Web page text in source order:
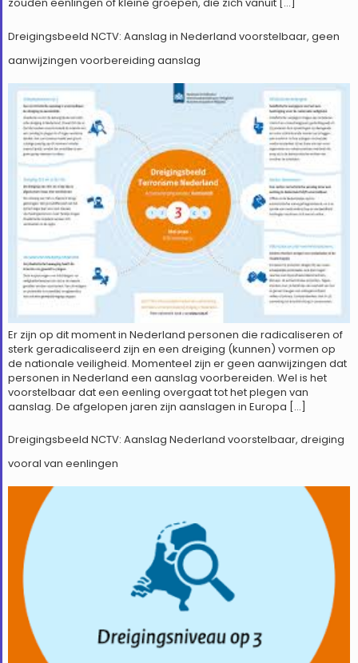
Dreigingsbeeld NCTV: Aanslag in Nederland voorstelbaar, geen
aanwijzingen voorbereiding aanslag
Er zijn op dit moment in Nederland personen die radicaliseren of
sterk geradicaliseerd zijn en een dreiging (kunnen) vormen op
de nationale veiligheid. Momenteel zijn er geen aanwijzingen dat
personen in Nederland een aanslag voorbereiden. Wel is het
voorstelbaar dat een eenling overgaat tot het plegen van
aanslag. De afgelopen jaren zijn aanslagen in Europa […]
Dreigingsbeeld NCTV: Aanslag Nederland voorstelbaar, dreiging
vooral van eenlingen